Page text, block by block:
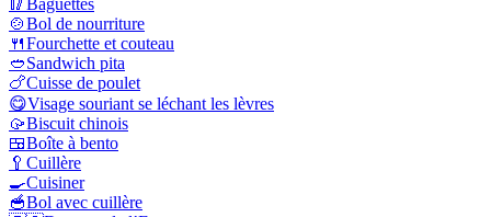
🥢Baguettes
🍲Bol de nourriture
🍴Fourchette et couteau
🥙Sandwich pita
🍗Cuisse de poulet
😋Visage souriant se léchant les lèvres
🥠Biscuit chinois
🍱Boîte à bento
🥄 Cuillère
🍳Cuisiner
🥣Bol avec cuillère